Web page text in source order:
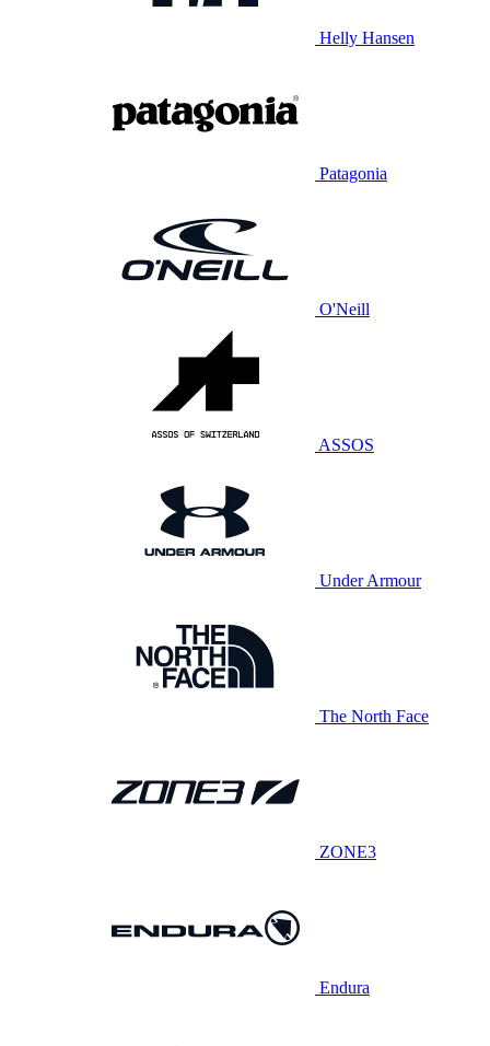
Helly Hansen
Patagonia
O'Neill
ASSOS
Under Armour
The North Face
ZONE3
Endura